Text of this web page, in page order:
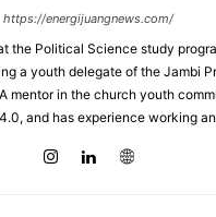
https://energijuangnews.com/
the Political Science study
a youth delegate of the Jambi
mentor in the church youth
and has experience working